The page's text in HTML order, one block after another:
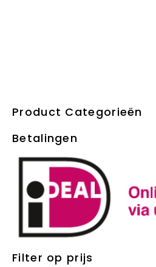
Product Categorieën
Betalingen
Filter op prijs